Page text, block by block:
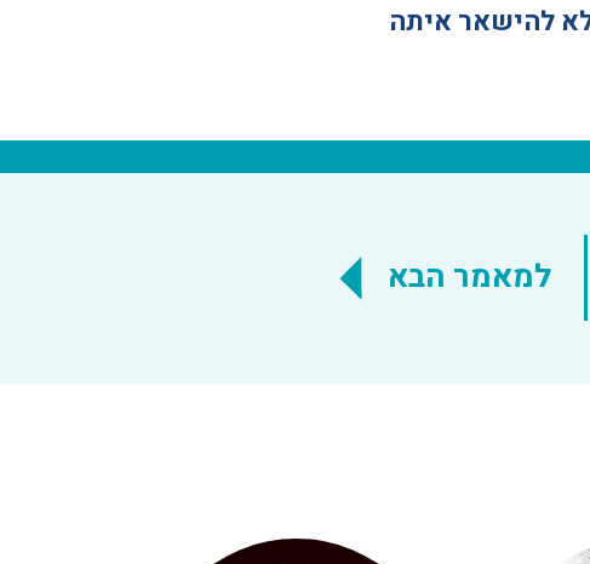
להישאר איתה
למאמר הבא